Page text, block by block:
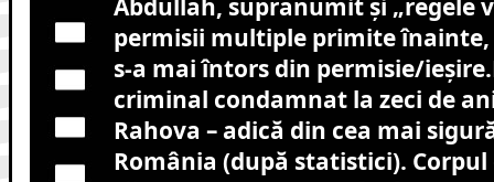
Abdullah, supranumit și „regele
permisii multiple primite înainte,
s-a mai întors din permisie/
criminal condamnat la zeci de
Rahova – adică din cea mai
România (după statistici).